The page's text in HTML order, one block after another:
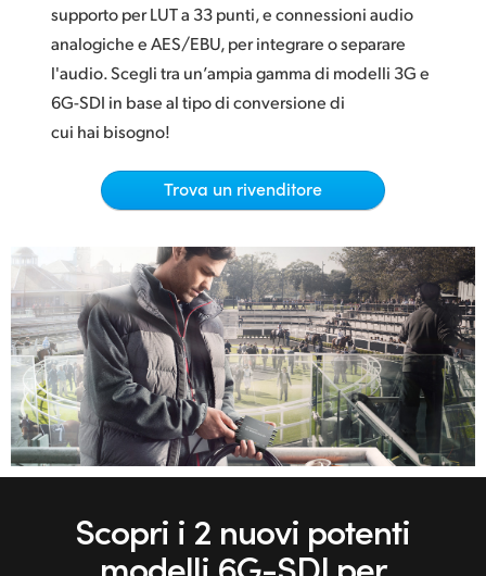
Japan
Korea
Mexico
Netherlands
New Zealand
Norway
Poland
Portugal
Singapore
Spain
Fibra ottica economica
Gestione diretta
supporto per LUT a 33 punti, e connessioni audio
analogiche e AES/EBU, per integrare o separare
l'audio. Scegli tra un’ampia gamma di modelli 3G e
6G-SDI in base al tipo di conversione di
cui hai bisogno!
Trova un rivenditore
Scopri i 2 nuovi potenti